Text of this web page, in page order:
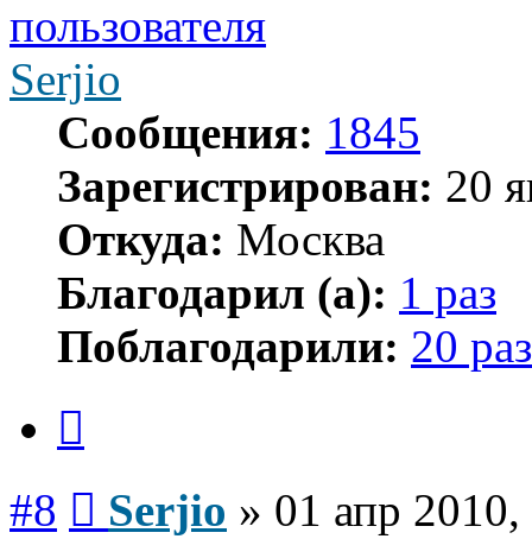
Serjio
Сообщения: 1845
Зарегистрирован: 20
Откуда: Москва
Благодарил (а): 1 раз
Поблагодарили: 20 раз
#8 Serjio » 01 апр